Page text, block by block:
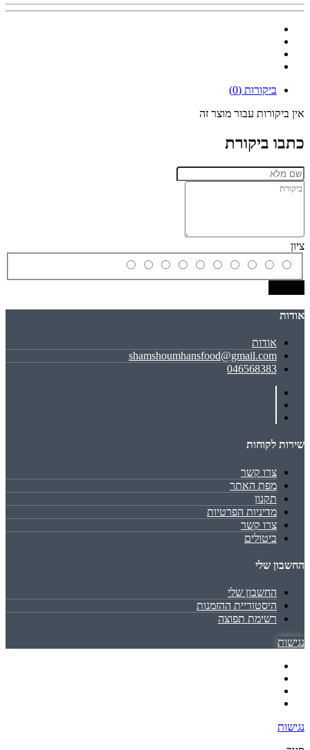
ביקורות (0)
אין ביקורות עבור מוצר זה
כתבו ביקורת
ציון
אודות
אודות
shamshoumhansfood@gmail.com
046568383
שירות לקוחות
צרו קשר
מפת האתר
תקנון
מדיניות הפרטיות
צרו קשר
ביטולים
החשבון שלי
החשבון שלי
היסטוריית ההזמנות
רשימת תפוצה
נגישות
נגישות